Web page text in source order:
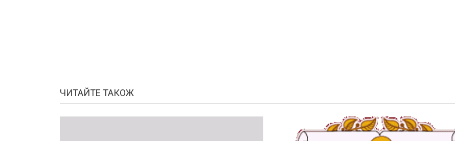
ЧИТАЙТЕ ТАКОЖ